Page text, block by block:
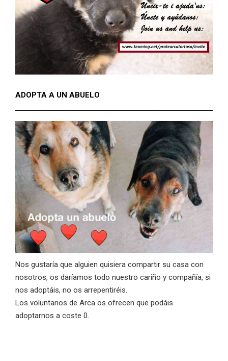
ADOPTA A UN ABUELO
Nos gustaría que alguien quisiera compartir su casa con
nosotros, os daríamos todo nuestro cariño y compañía, si
nos adoptáis, no os arrepentiréis.
Los voluntarios de Arca os ofrecen que podáis
adoptarnos a coste 0.